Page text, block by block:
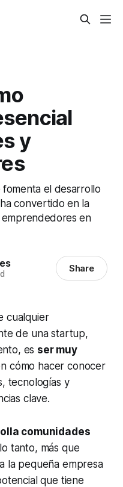
y
el desarrollo
convertido en la
en
Share
cualquier
de una startup,
es ser muy
cómo hacer conocer
tecnologías y
clave.
comunidades
tanto, más que
la pequeña empresa
que tiene